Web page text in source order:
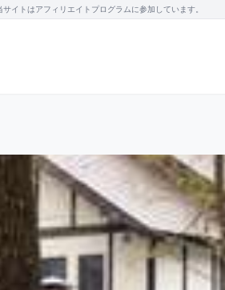
サイトはアフィリエイトプログラムに参加しています。